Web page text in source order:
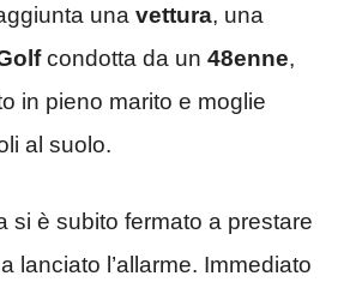
una vettura, una
condotta da un 48enne,
in pieno marito e moglie
al suolo.
si è subito fermato a prestare
lanciato l’allarme. Immediato